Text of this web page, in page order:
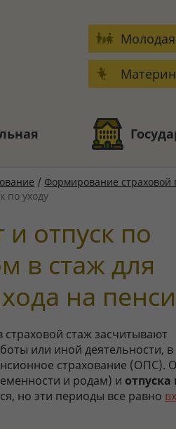
/ Формирование страховой
по уходу
и отпуск по
в стаж для
на
стаж засчитывают
или иной деятельности, в
страхование (ОПС).
и родам) и отпуска
но эти периоды все равно